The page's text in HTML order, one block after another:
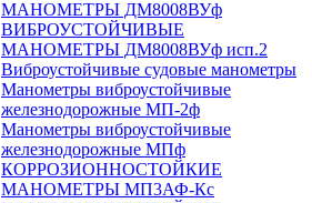
МАНОМЕТРЫ ДМ8008ВУф
ВИБРОУСТОЙЧИВЫЕ
МАНОМЕТРЫ ДМ8008ВУф исп.2
Виброустойчивые судовые манометры
Манометры виброустойчивые
железнодорожные МП-2ф
Манометры виброустойчивые
железнодорожные МПф
КОРРОЗИОННОСТОЙКИЕ
МАНОМЕТРЫ МП3АФ-Кс